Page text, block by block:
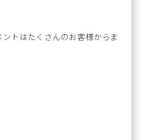
トはたくさんのお客様からま